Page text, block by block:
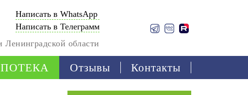
Написать в WhatsApp
Написать в Телеграмм
Ленинградской области
Отзывы Контакты